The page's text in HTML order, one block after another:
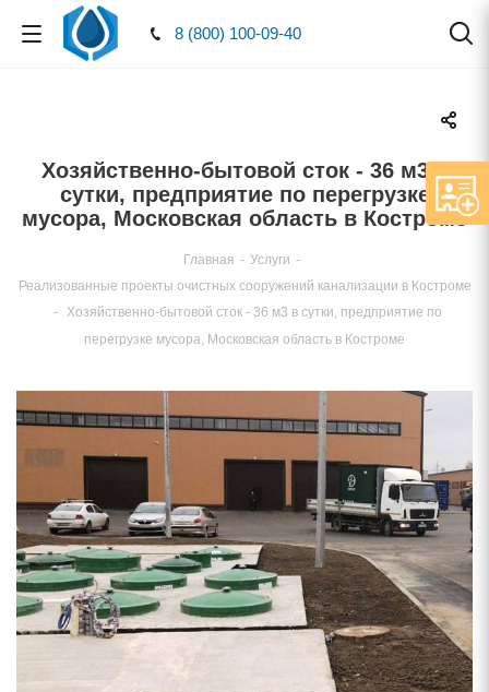
8 (800) 100-09-40
Хозяйственно-бытовой сток - 36 м3
сутки, предприятие по перегрузке
мусора, Московская область в Костроме
Главная - Услуги -
Реализованные проекты очистных сооружений канализации в Костроме
-
Хозяйственно-бытовой сток - 36 м3 в сутки, предприятие по
перегрузке мусора, Московская область в Костроме